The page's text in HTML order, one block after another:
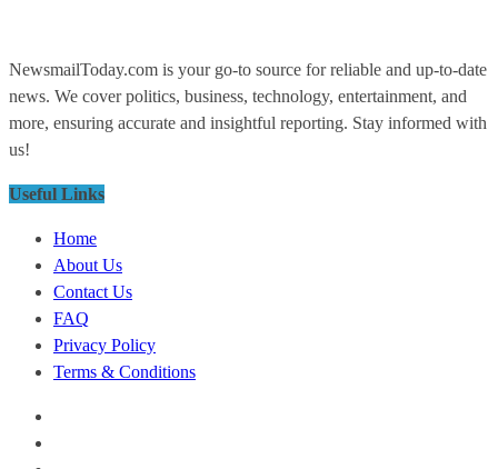
NewsmailToday.com is your go-to source for reliable and up-to-date
news. We cover politics, business, technology, entertainment, and
more, ensuring accurate and insightful reporting. Stay informed with
us!
Useful Links
Home
About Us
Contact Us
FAQ
Privacy Policy
Terms & Conditions